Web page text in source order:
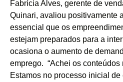
Fabrícia Alves, gerente de
Quinari, avaliou positivamente
essencial que os
estejam preparados para a
ocasiona o aumento de
emprego. “Achei os conteúdos
Estamos no processo inicial